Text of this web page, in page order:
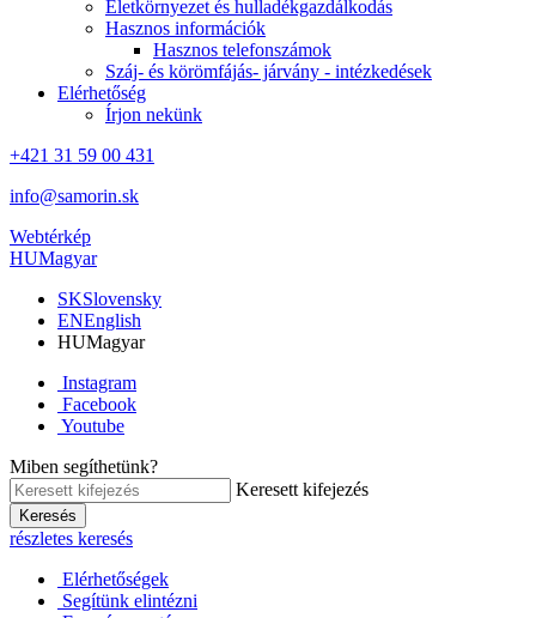
Életkörnyezet és hulladékgazdálkodás
Hasznos információk
Hasznos telefonszámok
Száj- és körömfájás- járvány - intézkedések
Elérhetőség
Írjon nekünk
+421 31 59 00 431
info@samorin.sk
Webtérkép
HUMagyar
SKSlovensky
ENEnglish
HUMagyar
Instagram
Facebook
Youtube
Miben segíthetünk?
Keresett kifejezés
Keresés
részletes keresés
Elérhetőségek
Segítünk elintézni